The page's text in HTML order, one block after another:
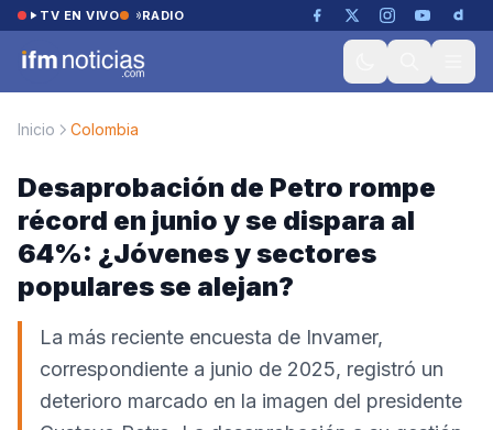
Saltar al contenido
TV EN VIVO RADIO
Inicio Colombia
Desaprobación de Petro rompe
récord en junio y se dispara al
64%: ¿Jóvenes y sectores
populares se alejan?
La más reciente encuesta de Invamer,
correspondiente a junio de 2025, registró un
deterioro marcado en la imagen del presidente